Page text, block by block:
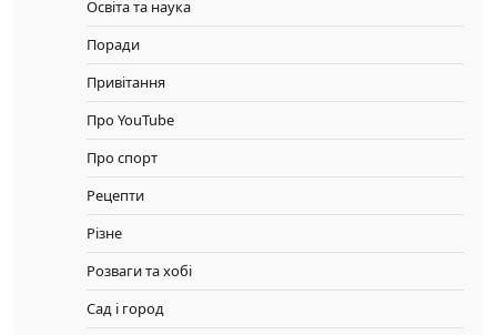
Освіта та наука
Поради
Привітання
Про YouTube
Про спорт
Рецепти
Різне
Розваги та хобі
Сад і город